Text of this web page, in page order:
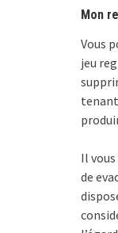
Mon
Vous
jeu
Il
de